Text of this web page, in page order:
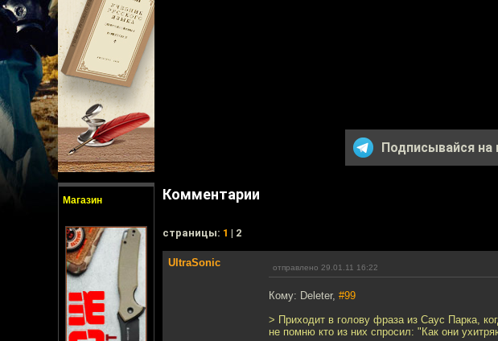
Магазин
Подписывайся на
Комментарии
cтраницы: 1 | 2
UltraSonic отправлено 29.01.11 16:22
Кому: Deleter, #99
> Приходит в голову фраза из Саус Парка,
не помню кто из них спросил: "Как они